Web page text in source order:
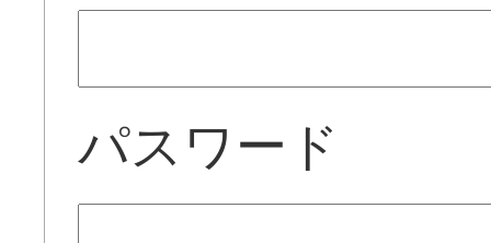
パスワード